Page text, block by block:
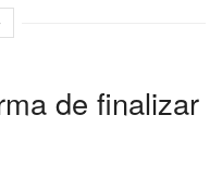
de finalizar